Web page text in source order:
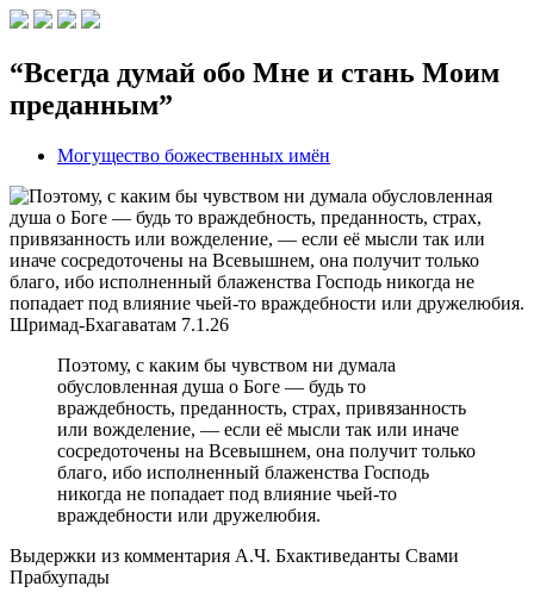
“Всегда думай обо Мне и стань Моим
преданным”
Могущество божественных имён
Шримад-Бхагаватам 7.1.26
Поэтому, с каким бы чувством ни думала
обусловленная душа о Боге — будь то
враждебность, преданность, страх, привязанность
или вожделение, — если её мысли так или иначе
сосредоточены на Всевышнем, она получит только
благо, ибо исполненный блаженства Господь
никогда не попадает под влияние чьей-то
враждебности или дружелюбия.
Выдержки из комментария А.Ч. Бхактиведанты Свами
Прабхупады